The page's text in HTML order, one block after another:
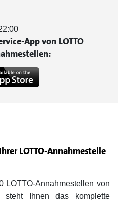
LOTTO-Annahmestelle
LOTTO-Annahmestellen von
Ihnen das komplette
App von LOTTO